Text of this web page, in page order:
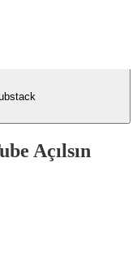
Açılsın